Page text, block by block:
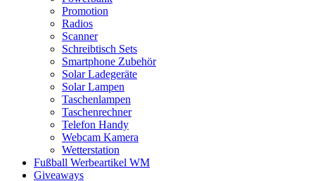
Promotion
Radios
Scanner
Schreibtisch Sets
Smartphone Zubehör
Solar Ladegeräte
Solar Lampen
Taschenlampen
Taschenrechner
Telefon Handy
Webcam Kamera
Wetterstation
Fußball Werbeartikel WM
Giveaways